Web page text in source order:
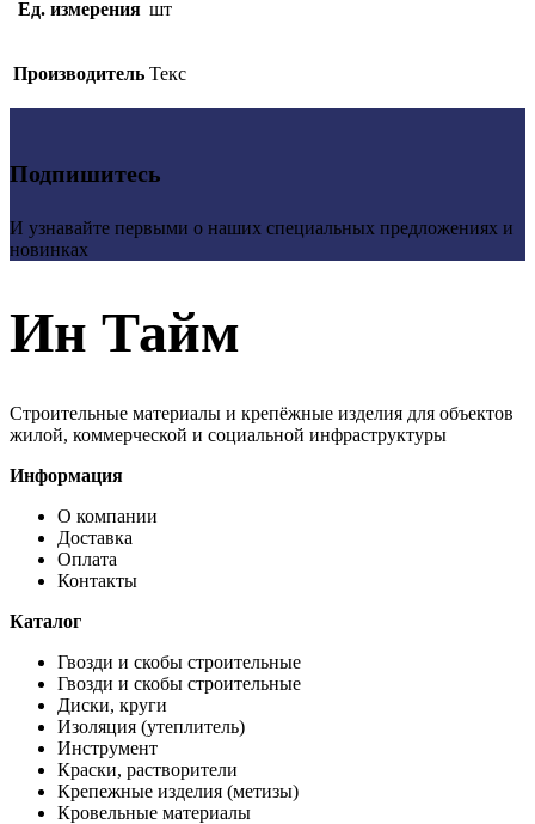
Ед. измерения шт
Производитель Текс
Подпишитесь
И узнавайте первыми о наших специальных предложениях и
новинках
Ин Тайм
Строительные материалы и крепёжные изделия для объектов
жилой, коммерческой и социальной инфраструктуры
Информация
О компании
Доставка
Оплата
Контакты
Каталог
Гвозди и скобы строительные
Гвозди и скобы строительные
Диски, круги
Изоляция (утеплитель)
Инструмент
Краски, растворители
Крепежные изделия (метизы)
Кровельные материалы